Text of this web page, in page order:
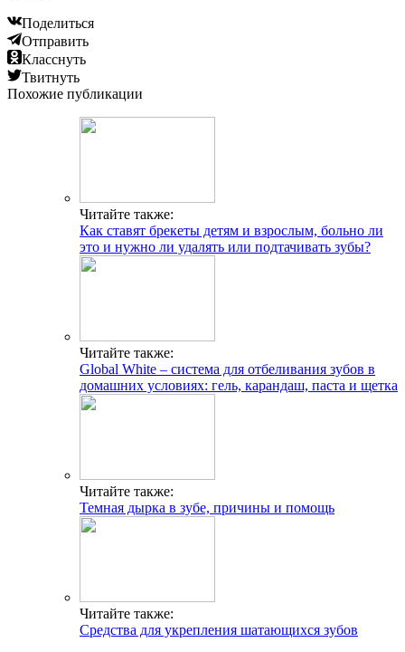
Поделиться
Отправить
Класснуть
Твитнуть
Похожие публикации
Читайте также:
Как ставят брекеты детям и взрослым, больно ли
это и нужно ли удалять или подтачивать зубы?
Читайте также:
Global White – система для отбеливания зубов в
домашних условиях: гель, карандаш, паста и щетка
Читайте также:
Темная дырка в зубе, причины и помощь
Читайте также:
Средства для укрепления шатающихся зубов